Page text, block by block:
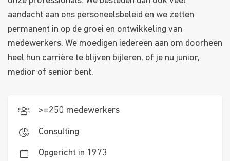
aandacht aan ons personeelsbeleid en we zetten
permanent in op de groei en ontwikkeling van
medewerkers. We moedigen iedereen aan om doorheen
heel hun carrière te blijven bijleren, of je nu junior,
medior of senior bent.
>=250 medewerkers
Consulting
Opgericht in 1973